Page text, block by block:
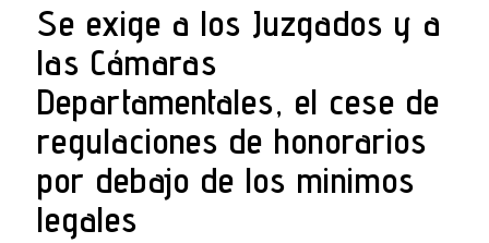
Se exige a los Juzgados y a
las Cámaras
Departamentales, el cese de
regulaciones de honorarios
por debajo de los minimos
legales